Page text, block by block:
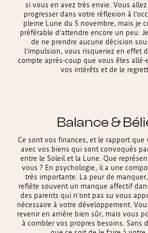
si vous en avez très envie. Vous
progresser dans votre réflexion à
pleine Lune du 5 novembre, mais je
préférable d’attendre encore un peu.
de ne prendre aucune décision
l’impulsion, vous risqueriez en effet
compte après-coup que vous êtes allé-
vos intérêts et de le
Balance &
Ce sont vos finances, et le rapport que
avec vos biens qui sont convoqués
entre le Soleil et la Lune. Que
vous ? En psychologie, il a une
très importante. La peur de
reflète souvent un manque affectif
des parents qui n’ont pas su vous
nécessaire à votre développement.
revenir en arrière bien sûr, mais vous
à combler vos propres besoins. Sans